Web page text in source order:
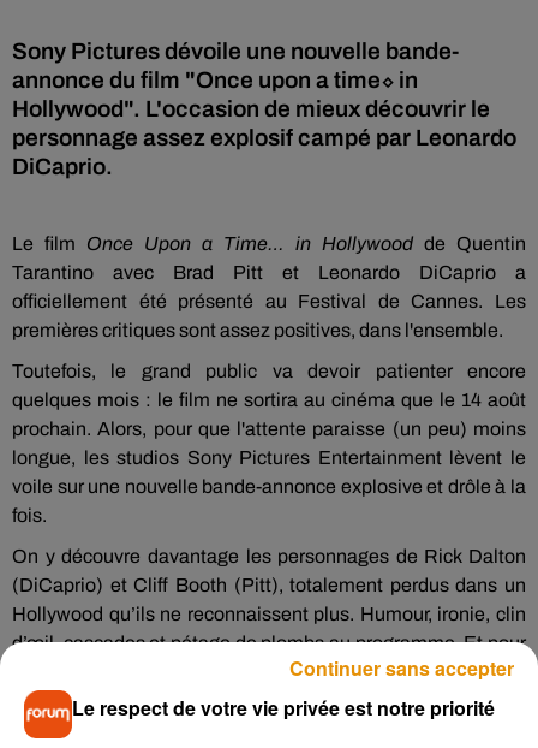
Sony Pictures dévoile une nouvelle bande-
annonce du film "Once upon a time⬦ in
Hollywood". L'occasion de mieux découvrir le
personnage assez explosif campé par Leonardo
DiCaprio.
Le film Once Upon a Time… in Hollywood de Quentin
Tarantino avec Brad Pitt et Leonardo DiCaprio a
officiellement été présenté au Festival de Cannes. Les
premières critiques sont assez positives, dans l'ensemble.
Toutefois, le grand public va devoir patienter encore
quelques mois : le film ne sortira au cinéma que le 14 août
prochain. Alors, pour que l'attente paraisse (un peu) moins
longue, les studios Sony Pictures Entertainment lèvent le
voile sur une nouvelle bande-annonce explosive et drôle à la
fois.
On y découvre davantage les personnages de Rick Dalton
(DiCaprio) et Cliff Booth (Pitt), totalement perdus dans un
Hollywood qu’ils ne reconnaissent plus. Humour, ironie, clin
d’œil, cascades et pétage de plombs au programme. Et pour
cause, le personnage de Leonardo DiCaprio est aussi drôle
que dépressif dans ces nouvelles images et on adore !
Le respect de votre vie privée est notre priorité
Continuer sans accepter